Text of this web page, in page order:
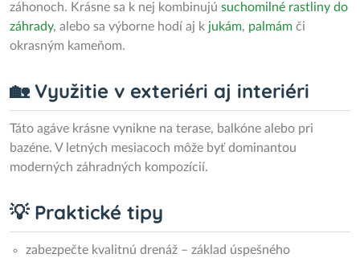
záhonoch. Krásne sa k nej kombinujú suchomilné rastliny do
záhrady, alebo sa výborne hodí aj k jukám, palmám či
okrasným kameňom.
🏡 Využitie v exteriéri aj interiéri
Táto agáve krásne vynikne na terase, balkóne alebo pri
bazéne. V letných mesiacoch môže byť dominantou
moderných záhradných kompozícií.
💡 Praktické tipy
zabezpečte kvalitnú drenáž – základ úspešného